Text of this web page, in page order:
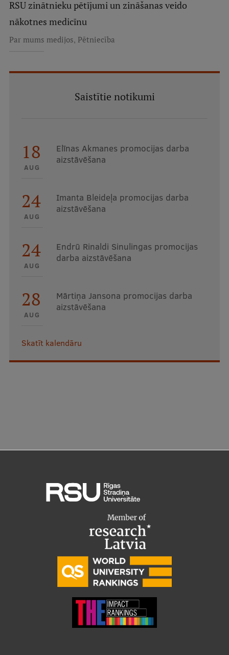
RSU zinātnieku pētījumi un zināšanas veido
nākotnes medicīnu
Par mums medijos, Pētniecība
Saistītie notikumi
18
AUG
Elīnas Akmanes promocijas darba
aizstāvēšana
24
AUG
Imanta Bleideļa promocijas darba
aizstāvēšana
24
AUG
Endrū Rinaldi Sinulingas promocijas
darba aizstāvēšana
28
AUG
Mārtiņa Jansona promocijas darba
aizstāvēšana
Skatīt kalendāru